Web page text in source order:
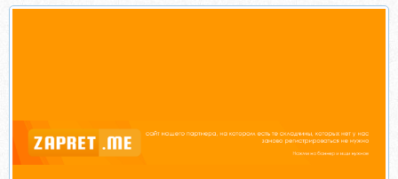
Скачать [Stepik] Массаж Горячими апельсинами (Татьяна Величко)